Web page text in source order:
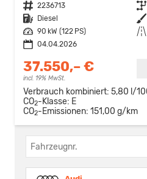
Fahrzeugnr. 2236713 Getriebe
Kraftstoff
Diesel Außenfarbe
Leistung
90 kW (122 PS) Kilometerstand
04.04.2026
37.550,– €
incl. 19% MwSt.
Verbrauch kombiniert: 5,80 l/
CO2-Klasse: E
CO2-Emissionen: 151,00 g/km
Fahrzeugnr.